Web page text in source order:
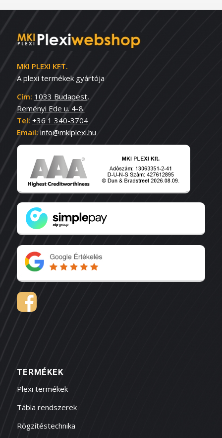
MKI PLEXI KFT.
A plexi termékek gyártója
Cím: 1033 Budapest,
Reményi Ede u. 4-8.
Tel: +36 1 340-3704
Email: info@mkiplexi.hu
TERMÉKEK
Plexi termékek
Tábla rendszerek
Rögzítéstechnika